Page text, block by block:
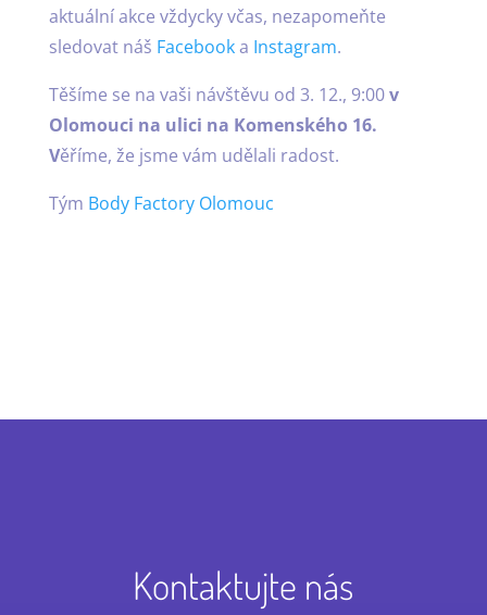
aktuální akce vždycky včas, nezapomeňte
sledovat náš Facebooka Instagram.
Těšíme se na vaši návštěvu od 3. 12., 9:00v
Olomouci na ulici na Komenského 16.
Věříme, že jsme vám udělali radost.
Tým Body Factory Olomouc
Kontaktujte nás